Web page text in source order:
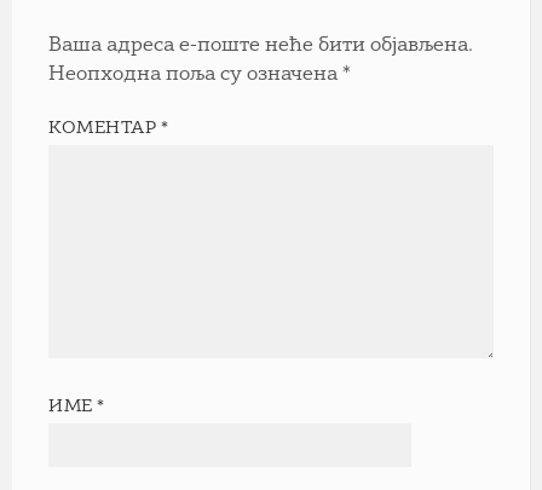
Ваша адреса е-поште неће бити објављена.
Неопходна поља су означена *
КОМЕНТАР*
ИМЕ*